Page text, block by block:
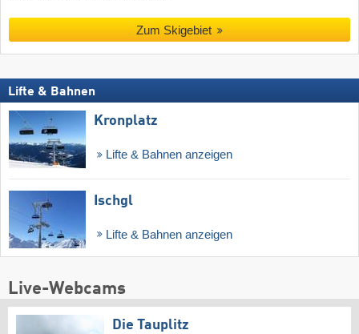
Zum Skigebiet
Lifte & Bahnen
Kronplatz
Lifte & Bahnen anzeigen
Ischgl
Lifte & Bahnen anzeigen
Live-Webcams
Die Tauplitz